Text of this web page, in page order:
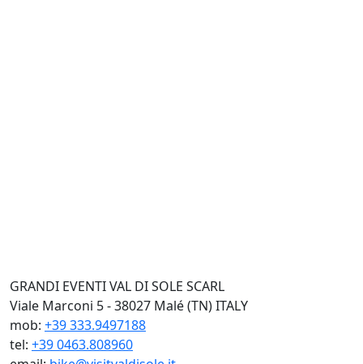
GRANDI EVENTI VAL DI SOLE SCARL
Viale Marconi 5 - 38027 Malé (TN) ITALY
mob: +39 333.9497188
tel: +39 0463.808960